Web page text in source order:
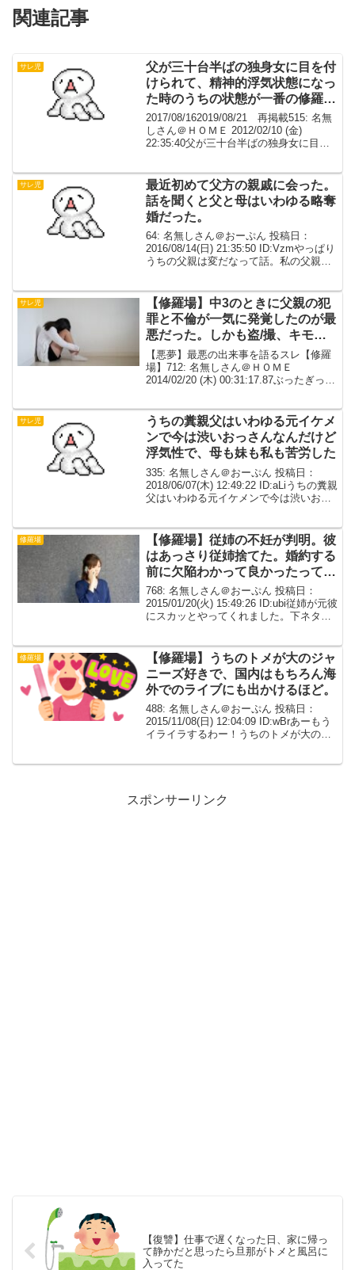
関連記事
サレ児
父が三十台半ばの独身女に目を付
けられて、精神的浮気状態になっ
た時のうちの状態が一番の修羅場
だった
2017/08/162019/08/21 再掲載515: 名無
しさん＠ＨＯＭＥ 2012/02/10 (金)
22:35:40父が三十台半ばの独身女に目を
りと早くうちの...
サレ児
最近初めて父方の親戚に会った。
話を聞くと父と母はいわゆる略奪
婚だった。
64: 名無しさん＠おーぷん 投稿日：
2016/08/14(日) 21:35:50 ID:Vzmやっぱり
うちの父親は変だなって話。私の父親は
に合わない。過干渉で高校大...
サレ児
【修羅場】中3のときに父親の犯
罪と不倫が一気に発覚したのが最
悪だった。しかも盗/撮、キモす
ぎる
【悪夢】最悪の出来事を語るスレ【修羅
場】712: 名無しさん＠ＨＯＭＥ
2014/02/20 (木) 00:31:17.87ぶったぎって
撮、キモすぎる拘置所？から手紙...
サレ児
うちの糞親父はいわゆる元イケメ
ンで今は渋いおっさんなんだけど
浮気性で、母も妹も私も苦労した
335: 名無しさん＠おーぷん 投稿日：
2018/06/07(木) 12:49:22 ID:aLiうちの糞親
父はいわゆる元イケメンで今は渋いおっ
てもやめられなかったパ...
修羅場
【修羅場】従姉の不妊が判明。彼
はあっさり従姉捨てた。婚約する
前に欠陥わかって良かったって
さ。【胸糞→ワロタ】
768: 名無しさん＠おーぷん 投稿日：
2015/01/20(火) 15:49:26 ID:ubi従姉が元彼
にスカッとやってくれました。下ネタ注
姉22の時に妊娠の徴候が...
修羅場
【修羅場】うちのトメが大のジャ
ニーズ好きで、国内はもちろん海
外でのライブにも出かけるほど。
488: 名無しさん＠おーぷん 投稿日：
2015/11/08(日) 12:04:09 ID:wBrあーもう
イライラするわー！うちのトメが大のジ
スポンサーリンク
【復讐】仕事で遅くなった日、家に帰っ
て静かだと思ったら旦那がトメと風呂に
入ってた